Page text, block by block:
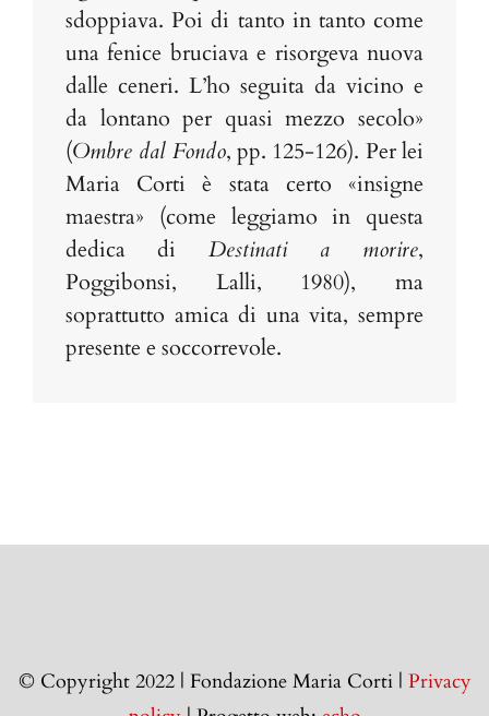
sdoppiava. Poi di tanto in tanto come
una fenice bruciava e risorgeva nuova
dalle ceneri. L’ho seguita da vicino e
da lontano per quasi mezzo secolo»
(Ombre dal Fondo, pp. 125-126). Per lei
Maria Corti è stata certo «insigne
maestra» (come leggiamo in questa
dedica di Destinati a morire,
Poggibonsi, Lalli, 1980), ma
soprattutto amica di una vita, sempre
presente e soccorrevole.
© Copyright 2022 | Fondazione Maria Corti | Privacy